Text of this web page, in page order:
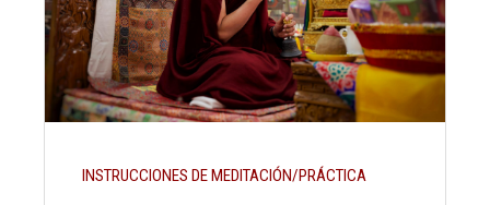
INSTRUCCIONES DE MEDITACIÓN/PRÁCTICA